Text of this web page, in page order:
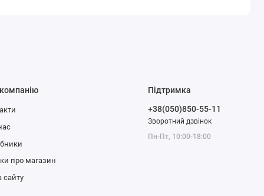
про магазин
сайту
Підтримка
+38(050)850-55-11
Зворотний дзвінок
Пн-Пт, 10:00-18:00